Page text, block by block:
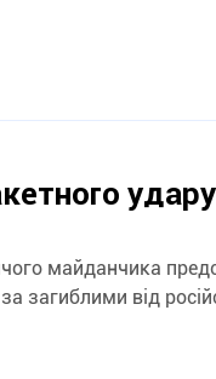
удару
майданчика
загиблими від